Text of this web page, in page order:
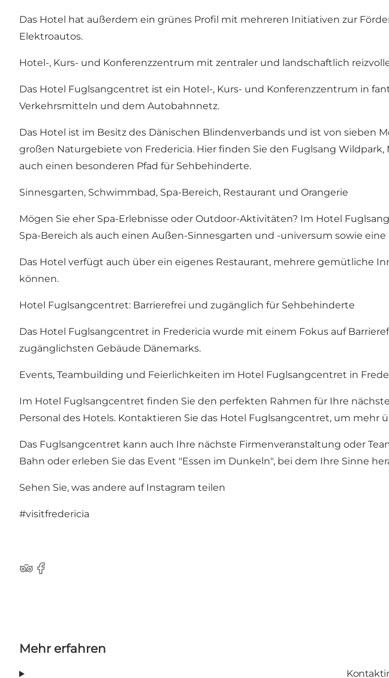
Das Hotel hat außerdem ein grünes Profil mit mehreren Initiativen zur
Elektroautos.
Hotel-, Kurs- und Konferenzzentrum mit zentraler und landschaftlich
Das Hotel Fuglsangcentret ist ein Hotel-, Kurs- und Konferenzzentrum in
Verkehrsmitteln und dem Autobahnnetz.
Das Hotel ist im Besitz des Dänischen Blindenverbands und ist von sieben
großen Naturgebiete von Fredericia. Hier finden Sie den Fuglsang
auch einen besonderen Pfad für Sehbehinderte.
Sinnesgarten, Schwimmbad, Spa-Bereich, Restaurant und Orangerie
Mögen Sie eher Spa-Erlebnisse oder Outdoor-Aktivitäten? Im Hotel
Spa-Bereich als auch einen Außen-Sinnesgarten und -universum sowie
Das Hotel verfügt auch über ein eigenes Restaurant, mehrere gemütliche
können.
Hotel Fuglsangcentret: Barrierefrei und zugänglich für Sehbehinderte
Das Hotel Fuglsangcentret in Fredericia wurde mit einem Fokus auf
zugänglichsten Gebäude Dänemarks.
Events, Teambuilding und Feierlichkeiten im Hotel Fuglsangcentret in
Im Hotel Fuglsangcentret finden Sie den perfekten Rahmen für Ihre
Personal des Hotels. Kontaktieren Sie das Hotel Fuglsangcentret, um mehr
Das Fuglsangcentret kann auch Ihre nächste Firmenveranstaltung oder
Bahn oder erleben Sie das Event "Essen im Dunkeln", bei dem Ihre Sinne
Sehen Sie, was andere auf Instagram teilen
#visitfredericia
Tripadvisor
Facebook
Mehr erfahren